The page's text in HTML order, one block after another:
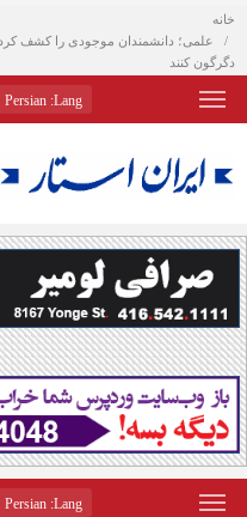
خانه
علمی؛ دانشمندان موجودی را کشف
دگرگون کنند
Lang
: Persian
Lang
: Persian